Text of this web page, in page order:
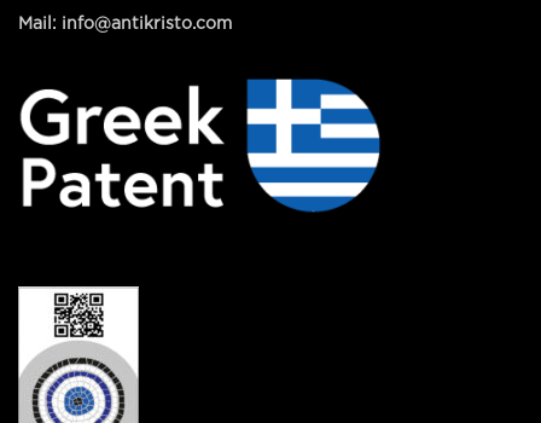
Mail: info@antikristo.com